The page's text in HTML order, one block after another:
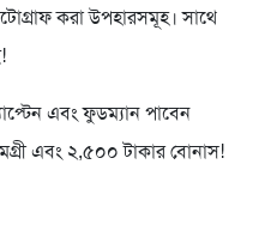
করা উপহারসমূহ। সাথে
এবং ফুডম্যান পাবেন
এবং ২,৫০০ টাকার বোনাস!